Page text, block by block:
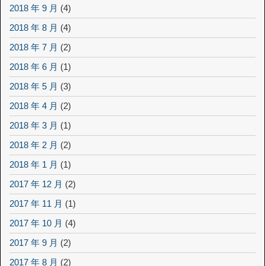
2018 年 9 月 (4)
2018 年 8 月 (4)
2018 年 7 月 (2)
2018 年 6 月 (1)
2018 年 5 月 (3)
2018 年 4 月 (2)
2018 年 3 月 (1)
2018 年 2 月 (2)
2018 年 1 月 (1)
2017 年 12 月 (2)
2017 年 11 月 (1)
2017 年 10 月 (4)
2017 年 9 月 (2)
2017 年 8 月 (2)